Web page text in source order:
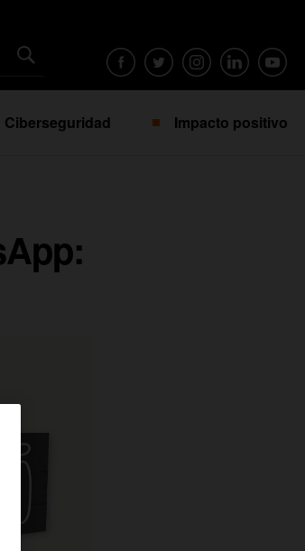
Ciberseguridad Impacto positivo